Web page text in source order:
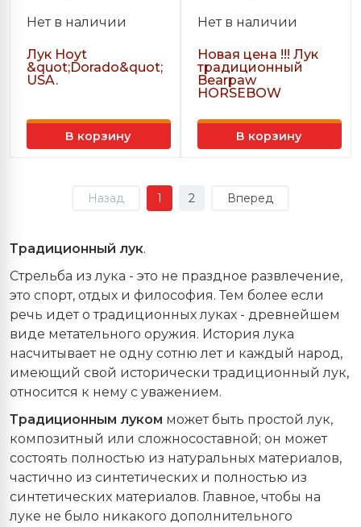
Нет в наличии
Лук Hoyt
&quot;Dorado&quot;
USA.
В корзину
Нет в наличии
Новая цена !!! Лук
традиционный
Bearpaw
HORSEBOW
В корзину
Назад 1 2 Вперед
Традиционный лук.
Стрельба из лука - это не праздное развлечение,
это спорт, отдых и философия. Тем более если
речь идет о традиционных луках - древнейшем
виде метательного оружия. История лука
насчитывает не одну сотню лет и каждый народ,
имеющий свой исторически традиционный лук,
относится к нему с уважением.
Традиционным луком может быть простой лук,
композитный или сложносоставной; он может
состоять полностью из натуральных материалов,
частично из синтетических и полностью из
синтетических материалов. Главное, чтобы на
луке не было никакого дополнительного